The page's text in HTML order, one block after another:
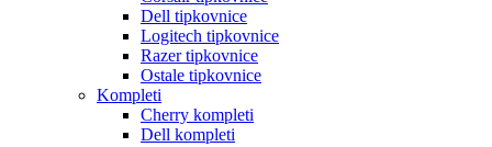
Dell tipkovnice
Logitech tipkovnice
Razer tipkovnice
Ostale tipkovnice
Kompleti
Cherry kompleti
Dell kompleti